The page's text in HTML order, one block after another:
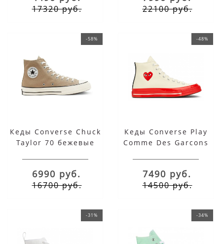
17320 руб. 22100 руб.
-58%
Кеды Converse Chuck
Taylor 70 бежевые
6990 руб.
16700 руб.
-48%
Кеды Converse Play
Comme Des Garcons
7490 руб.
14500 руб.
-31% -34%